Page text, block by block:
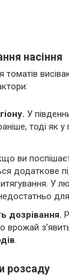
насіння
томатів
У
тоді як
ви
додаткове
У
дозрівання.
врожай
.
розсаду